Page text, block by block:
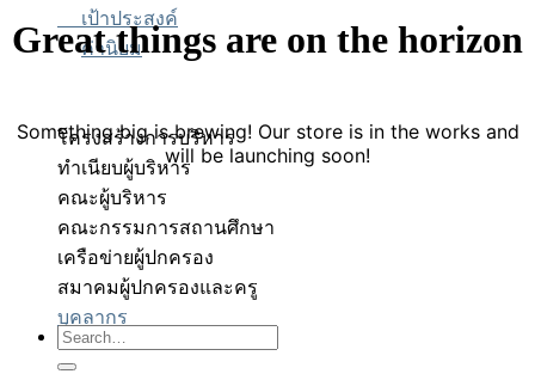
เป้าประสงค์
ค่านิยม
โครงสร้างการบริหาร
ทำเนียบผู้บริหาร
คณะผู้บริหาร
คณะกรรมการสถานศึกษา
เครือข่ายผู้ปกครอง
สมาคมผู้ปกครองและครู
บุคลากร
Great things are on the horizon
Something big is brewing! Our store is in the works and
will be launching soon!
เว็บตรง
บาคาร่า
บาคาร่า
เว็บตรง
Search
for: